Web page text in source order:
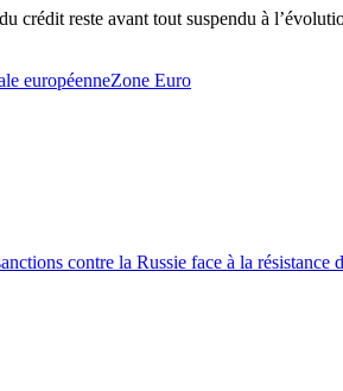
crédit reste avant tout suspendu à
européenneZone Euro
contre la Russie face à la résistance